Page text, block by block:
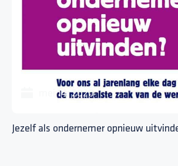
mei 14, 2020
Jezelf als ondernemer opnieuw